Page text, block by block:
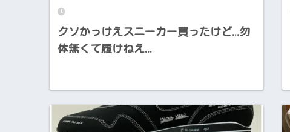
クソかっけえスニーカー買ったけど…勿
体無くて履けねえ…